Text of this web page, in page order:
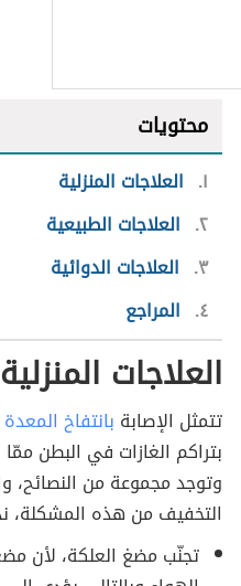
محتويات
١ العلاجات المنزلية
٢ العلاجات الطبيعية
٣ العلاجات الدوائية
٤ المراجع
العلاجات المنزلية
تتمثل الإصابة بانتفاخ المعدة
بتراكم الغازات في البطن
وتوجد مجموعة من النصائح،
التخفيف من هذه المشكلة،
تجنّب مضغ العلكة، لأن